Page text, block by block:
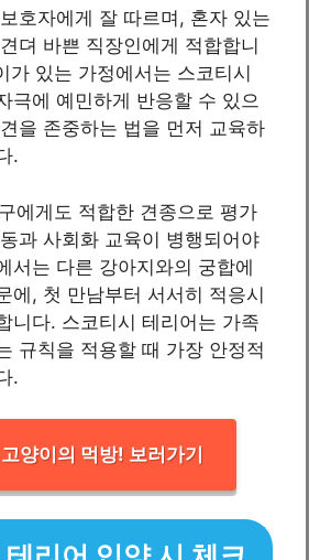
호자에게 잘 따르며, 혼자 있는
뎌 바쁜 직장인에게 적합합니
가 있는 가정에서는 스코티시
극에 예민하게 반응할 수 있으
을 존중하는 법을 먼저 교육하
.
에게도 적합한 견종으로 평가
과 사회화 교육이 병행되어야
서는 다른 강아지와의 궁합에
에, 첫 만남부터 서서히 적응시
니다. 스코티시 테리어는 가족
규칙을 적용할 때 가장 안정적
.
양이의 먹방! 보러가기